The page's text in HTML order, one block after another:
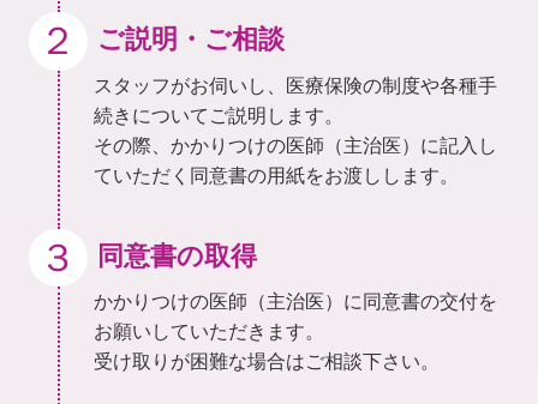
２ ご説明・ご相談
スタッフがお伺いし、医療保険の制度や各種手
続きについてご説明します。
その際、かかりつけの医師（主治医）に記入し
ていただく同意書の用紙をお渡しします。
３ 同意書の取得
かかりつけの医師（主治医）に同意書の交付を
お願いしていただきます。
受け取りが困難な場合はご相談下さい。